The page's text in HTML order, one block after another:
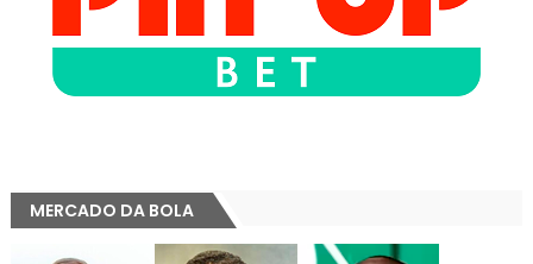
MERCADO DA BOLA